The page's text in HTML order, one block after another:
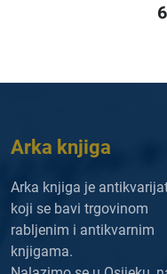
Arka knjiga
Arka knjiga je
koji se bavi trgovinom
rabljenim i antikvarnim
knjigama.